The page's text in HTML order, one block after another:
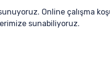
Online çalışma
sunabiliyoruz.